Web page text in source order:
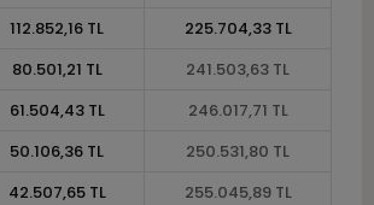
112.852,16 TL
225.704,33 TL
80.501,21 TL
241.503,63 TL
61.504,43 TL
246.017,71 TL
50.106,36 TL
250.531,80 TL
42.507,65 TL
255.045,89 TL